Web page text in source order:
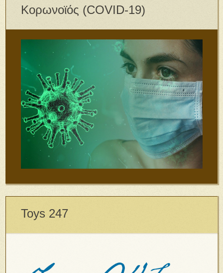
Κορωνοϊός (COVID-19)
Toys 247